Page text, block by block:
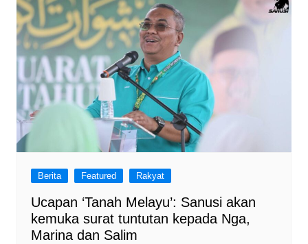
Berita Featured Rakyat
Ucapan ‘Tanah Melayu’: Sanusi akan
kemuka surat tuntutan kepada Nga,
Marina dan Salim